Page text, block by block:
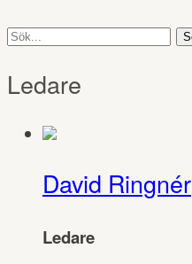
Sök
Ledare
David Ringnér
Ledare